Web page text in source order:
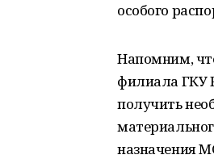
особого
Напомним,
филиала ГКУ
получить
назначения